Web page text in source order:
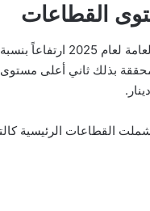
القطاعات
دينار مقارنة بـ 2080.5 مليون دينار في عام 2024،
القطاعات الرئيسية